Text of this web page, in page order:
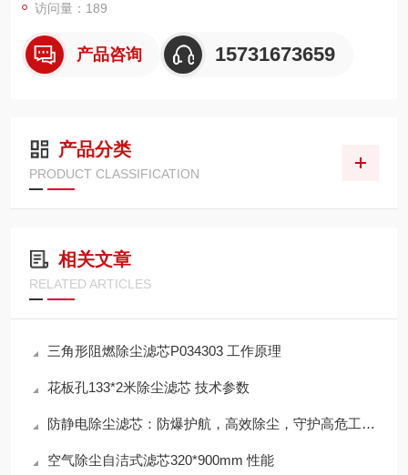
访问量：189
产品咨询 15731673659
产品分类
PRODUCT CLASSIFICATION
相关文章
RELATED ARTICLES
三角形阻燃除尘滤芯P034303 工作原理
花板孔133*2米除尘滤芯 技术参数
防静电除尘滤芯：防爆护航，高效除尘，守护高危工况安全
空气除尘自洁式滤芯320*900mm 性能